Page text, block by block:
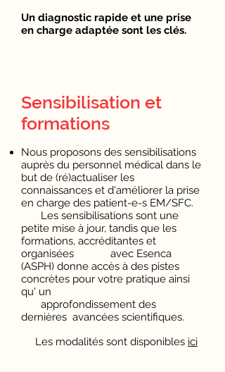
Un diagnostic rapide et une prise
en charge adaptée sont les clés.
Sensibilisation et
formations
Nous proposons des sensibilisations
auprès du personnel médical dans le
but de (ré)actualiser les
connaissances et d'améliorer la prise
en charge des patient-e-s EM/SFC.
Les sensibilisations sont une
petite mise à jour, tandis que les
formations, accréditantes et
organisées avec Esenca
(ASPH) donne accès à des pistes
concrètes pour votre pratique ainsi
qu' un
approfondissement des
dernières avancées scientifiques.
Les modalités sont disponibles ici